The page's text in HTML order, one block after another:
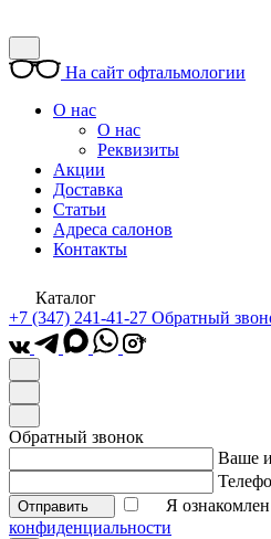
На сайт офтальмологии
О нас
О нас
Реквизиты
Акции
Доставка
Статьи
Адреса салонов
Контакты
Каталог
+7 (347) 241-41-27 Обратный
*
Обратный звонок
Ваше
Отправить Я
конфиденциальности